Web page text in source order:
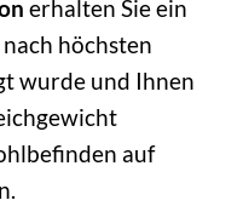
erhalten Sie ein
höchsten
wurde und Ihnen
auf